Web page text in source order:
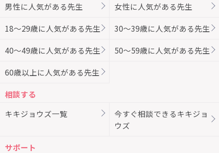
男性に人気がある先生 女性に人気がある先生
18～29歳に人気がある先生 30～39歳に人気がある先生
40～49歳に人気がある先生 50～59歳に人気がある先生
60歳以上に人気がある先生
相談する
キキジョウズ一覧
今すぐ相談できるキキジョ
ウズ
サポート